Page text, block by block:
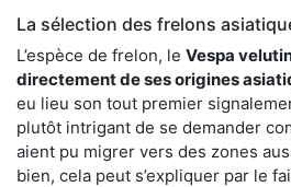
La sélection des frelons
L’espèce de frelon, le Vespa
directement de ses origines
eu lieu son tout premier
plutôt intrigant de se demander
aient pu migrer vers des zones
bien, cela peut s’expliquer par le